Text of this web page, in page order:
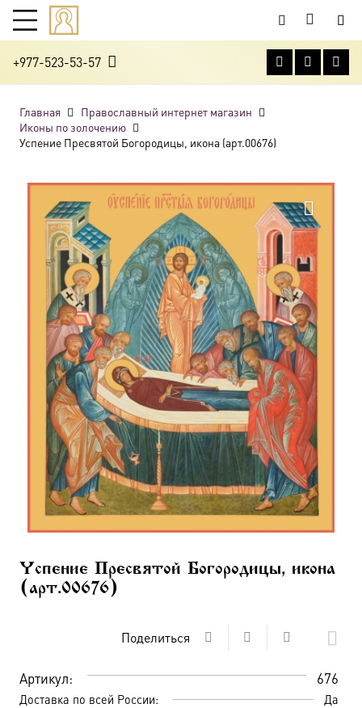
+977-523-53-57
Главная
Православный интернет магазин
Иконы по золочению
Успение Пресвятой Богородицы, икона (арт.00676)
Успение Пресвятой Богородицы, икона
(арт.00676)
Поделиться
Артикул: 676
Доставка по всей России: Да